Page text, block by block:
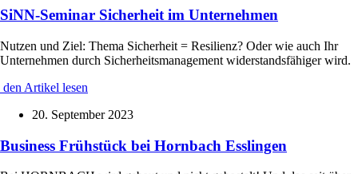
SiNN-Seminar Sicherheit im Unternehmen
Nutzen und Ziel: Thema Sicherheit = Resilienz? Oder wie auch Ihr
Unternehmen durch Sicherheitsmanagement widerstandsfähiger wird.
den Artikel lesen
20. September 2023
Business Frühstück bei Hornbach Esslingen